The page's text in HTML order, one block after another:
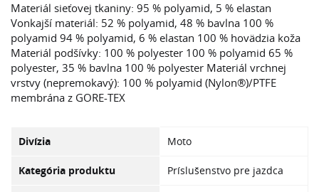
Materiál sieťovej tkaniny: 95 % polyamid, 5 % elastan
Vonkajší materiál: 52 % polyamid, 48 % bavlna 100 %
polyamid 94 % polyamid, 6 % elastan 100 % hovädzia koža
Materiál podšívky: 100 % polyester 100 % polyamid 65 %
polyester, 35 % bavlna 100 % polyester Materiál vrchnej
vrstvy (nepremokavý): 100 % polyamid (Nylon®)/PTFE
membrána z GORE-TEX
Divízia Moto
Kategória produktu Príslušenstvo pre jazdca